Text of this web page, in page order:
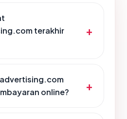
terakhir
online?